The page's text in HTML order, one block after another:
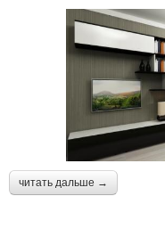
читать дальше →